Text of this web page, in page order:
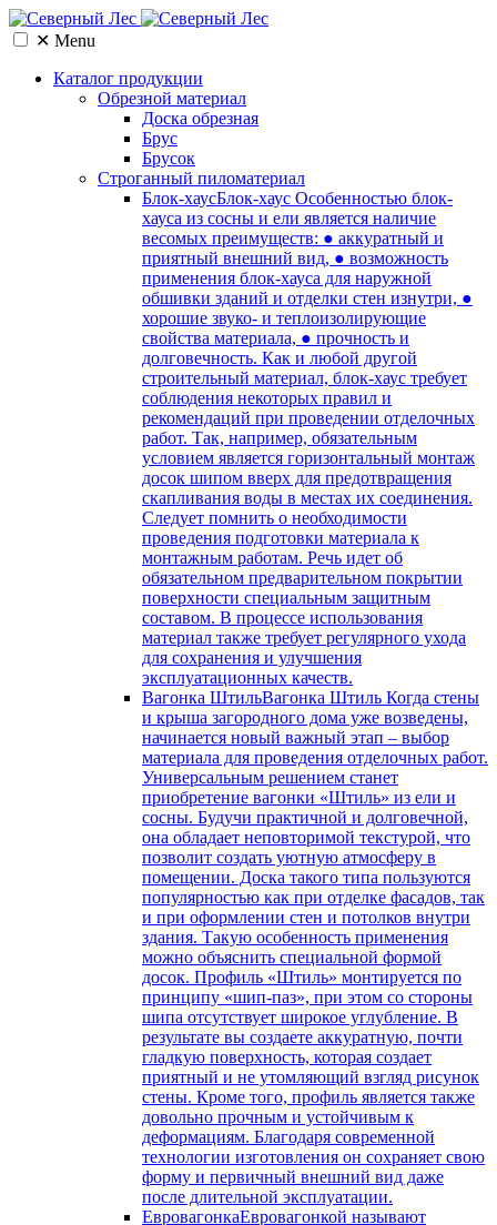
✕ Menu
Каталог продукции
Обрезной материал
Доска обрезная
Брус
Брусок
Cтроганный пиломатериал
Блок-хаусБлок-хаус Особенностью блок-
хауса из сосны и ели является наличие
весомых преимуществ: ● аккуратный и
приятный внешний вид, ● возможность
применения блок-хауса для наружной
обшивки зданий и отделки стен изнутри, ●
хорошие звуко- и теплоизолирующие
свойства материала, ● прочность и
долговечность. Как и любой другой
строительный материал, блок-хаус требует
соблюдения некоторых правил и
рекомендаций при проведении отделочных
работ. Так, например, обязательным
условием является горизонтальный монтаж
досок шипом вверх для предотвращения
скапливания воды в местах их соединения.
Следует помнить о необходимости
проведения подготовки материала к
монтажным работам. Речь идет об
обязательном предварительном покрытии
поверхности специальным защитным
составом. В процессе использования
материал также требует регулярного ухода
для сохранения и улучшения
эксплуатационных качеств.
Вагонка ШтильВагонка Штиль Когда стены
и крыша загородного дома уже возведены,
начинается новый важный этап – выбор
материала для проведения отделочных работ.
Универсальным решением станет
приобретение вагонки «Штиль» из ели и
сосны. Будучи практичной и долговечной,
она обладает неповторимой текстурой, что
позволит создать уютную атмосферу в
помещении. Доска такого типа пользуются
популярностью как при отделке фасадов, так
и при оформлении стен и потолков внутри
здания. Такую особенность применения
можно объяснить специальной формой
досок. Профиль «Штиль» монтируется по
принципу «шип-паз», при этом со стороны
шипа отсутствует широкое углубление. В
результате вы создаете аккуратную, почти
гладкую поверхность, которая создает
приятный и не утомляющий взгляд рисунок
стены. Кроме того, профиль является также
довольно прочным и устойчивым к
деформациям. Благодаря современной
технологии изготовления он сохраняет свою
форму и первичный внешний вид даже
после длительной эксплуатации.
ЕвровагонкаЕвровагонкой называют